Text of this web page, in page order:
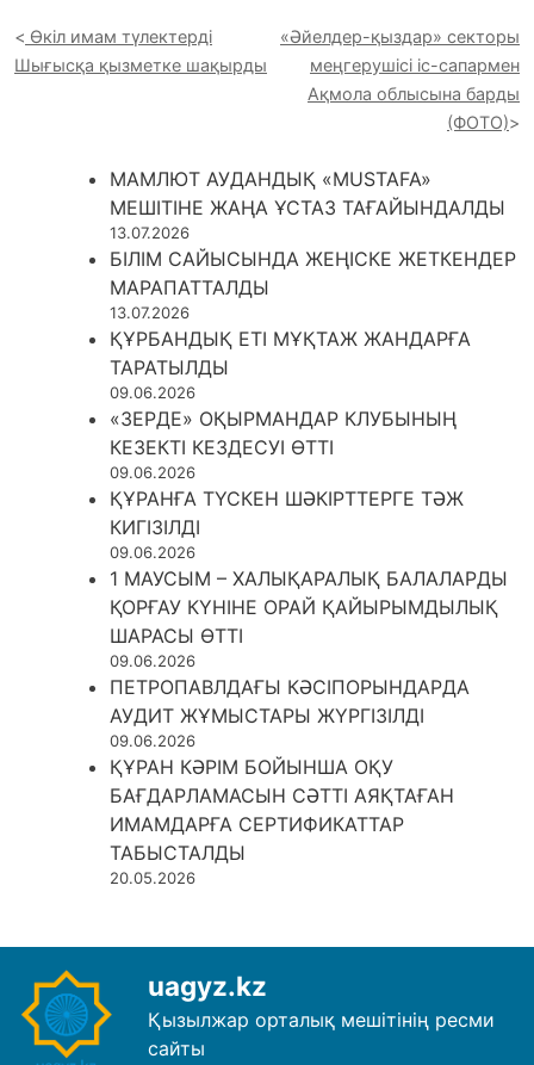
Өкіл имам түлектерді
Шығысқа қызметке шақырды
«Әйелдер-қыздар» секторы
меңгерушісі іс-сапармен
Ақмола облысына барды
(ФОТО)
МАМЛЮТ АУДАНДЫҚ «MUSTAFA»
МЕШІТІНЕ ЖАҢА ҰСТАЗ ТАҒАЙЫНДАЛДЫ
13.07.2026
БІЛІМ САЙЫСЫНДА ЖЕҢІСКЕ ЖЕТКЕНДЕР
МАРАПАТТАЛДЫ
13.07.2026
ҚҰРБАНДЫҚ ЕТІ МҰҚТАЖ ЖАНДАРҒА
ТАРАТЫЛДЫ
09.06.2026
«ЗЕРДЕ» ОҚЫРМАНДАР КЛУБЫНЫҢ
КЕЗЕКТІ КЕЗДЕСУІ ӨТТІ
09.06.2026
ҚҰРАНҒА ТҮСКЕН ШӘКІРТТЕРГЕ ТӘЖ
КИГІЗІЛДІ
09.06.2026
1 МАУСЫМ – ХАЛЫҚАРАЛЫҚ БАЛАЛАРДЫ
ҚОРҒАУ КҮНІНЕ ОРАЙ ҚАЙЫРЫМДЫЛЫҚ
ШАРАСЫ ӨТТІ
09.06.2026
ПЕТРОПАВЛДАҒЫ КӘСІПОРЫНДАРДА
АУДИТ ЖҰМЫСТАРЫ ЖҮРГІЗІЛДІ
09.06.2026
ҚҰРАН КӘРІМ БОЙЫНША ОҚУ
БАҒДАРЛАМАСЫН СӘТТІ АЯҚТАҒАН
ИМАМДАРҒА СЕРТИФИКАТТАР
ТАБЫСТАЛДЫ
20.05.2026
uagyz.kz
Қызылжар орталық мешітінің ресми
сайты